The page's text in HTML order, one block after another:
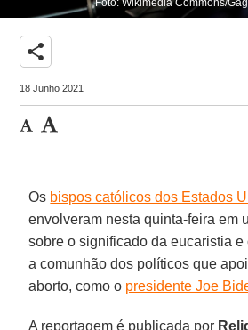
share
18 Junho 2021
Os bispos católicos dos Estados
envolveram nesta quinta-feira em
sobre o significado da eucaristia e
a comunhão dos políticos que
aborto, como o presidente Joe
A reportagem é publicada por